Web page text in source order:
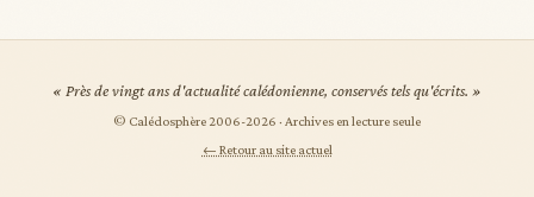
« Près de vingt ans d'actualité calédonienne, conservés tels qu'écrits. »
© Calédosphère 2006-2026 · Archives en lecture seule
← Retour au site actuel